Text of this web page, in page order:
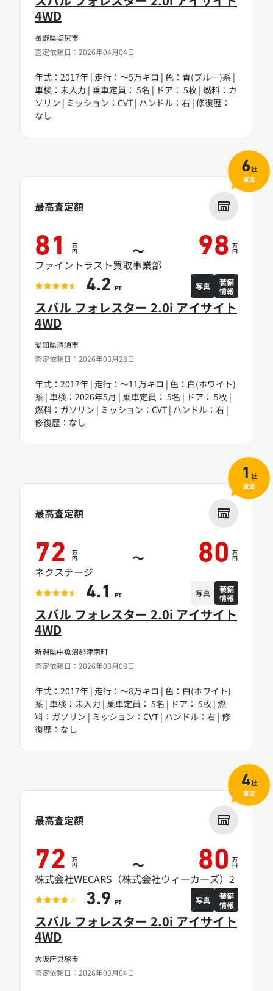
長野県塩尻市
査定依頼日：2026年04月04日
4WD
年式：2017年 | 走行：～5万キロ | 色：青(ブルー)系 |
車検：未入力 | 乗車定員： 5名 | ドア： 5枚 | 燃料：ガ
ソリン | ミッション：CVT | ハンドル：右 | 修復歴：
なし
愛知県清須市
査定依頼日：2026年03月28日
スバル フォレスター 2.0i アイサイト
4WD
年式：2017年 | 走行：～11万キロ | 色：白(ホワイト)
系 | 車検：2026年5月 | 乗車定員： 5名 | ドア： 5枚 |
燃料：ガソリン | ミッション：CVT | ハンドル：右 |
修復歴：なし
最高査定額
81 万
円 ～ 98 万
円
ファイントラスト買取事業部
4.2 PT 写真
装備
情報
6社
査定
新潟県中魚沼郡津南町
査定依頼日：2026年03月08日
スバル フォレスター 2.0i アイサイト
4WD
年式：2017年 | 走行：～8万キロ | 色：白(ホワイト)
系 | 車検：未入力 | 乗車定員： 5名 | ドア： 5枚 | 燃
料：ガソリン | ミッション：CVT | ハンドル：右 | 修
復歴：なし
最高査定額
72 万
円 ～ 80 万
円
ネクステージ
4.1 PT 写真
装備
情報
1 社
査定
大阪府貝塚市
査定依頼日：2026年03月04日
スバル フォレスター 2.0i アイサイト
4WD
最高査定額
72 万
円 ～ 80 万
円
株式会社WECARS（株式会社ウィーカーズ）2
3.9 PT 写真
装備
情報
4社
査定